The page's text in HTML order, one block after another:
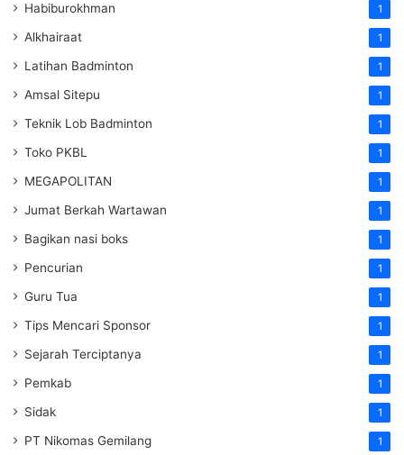
Habiburokhman 1
Alkhairaat 1
Latihan Badminton 1
Amsal Sitepu 1
Teknik Lob Badminton 1
Toko PKBL 1
MEGAPOLITAN 1
Jumat Berkah Wartawan 1
Bagikan nasi boks 1
Pencurian 1
Guru Tua 1
Tips Mencari Sponsor 1
Sejarah Terciptanya 1
Pemkab 1
Sidak 1
PT Nikomas Gemilang 1